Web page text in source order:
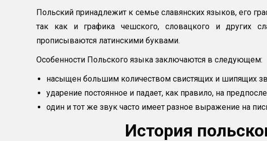
Польский принадлежит к семье славянских языков, его
так как и графика чешского, словацкого и других
прописываются латинскими буквами.
Особенности Польского языка заключаются в следующем:
насыщен большим количеством свистящих и шипящих
ударение постоянное и падает, как правило, на
один и тот же звук часто имеет разное выражение на
История